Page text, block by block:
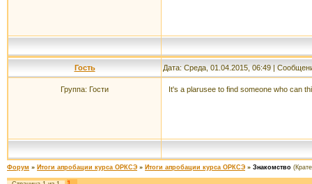
Гость Дата: Среда, 01.04.2015, 06:49 |
Группа: Гости It's a plarusee to find someone who can
Форум » Итоги апробации курса ОРКСЭ » Итоги апробации курса ОРКСЭ » Знакомство